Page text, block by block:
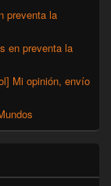
preventa la
en preventa la
Mi opinión, envío